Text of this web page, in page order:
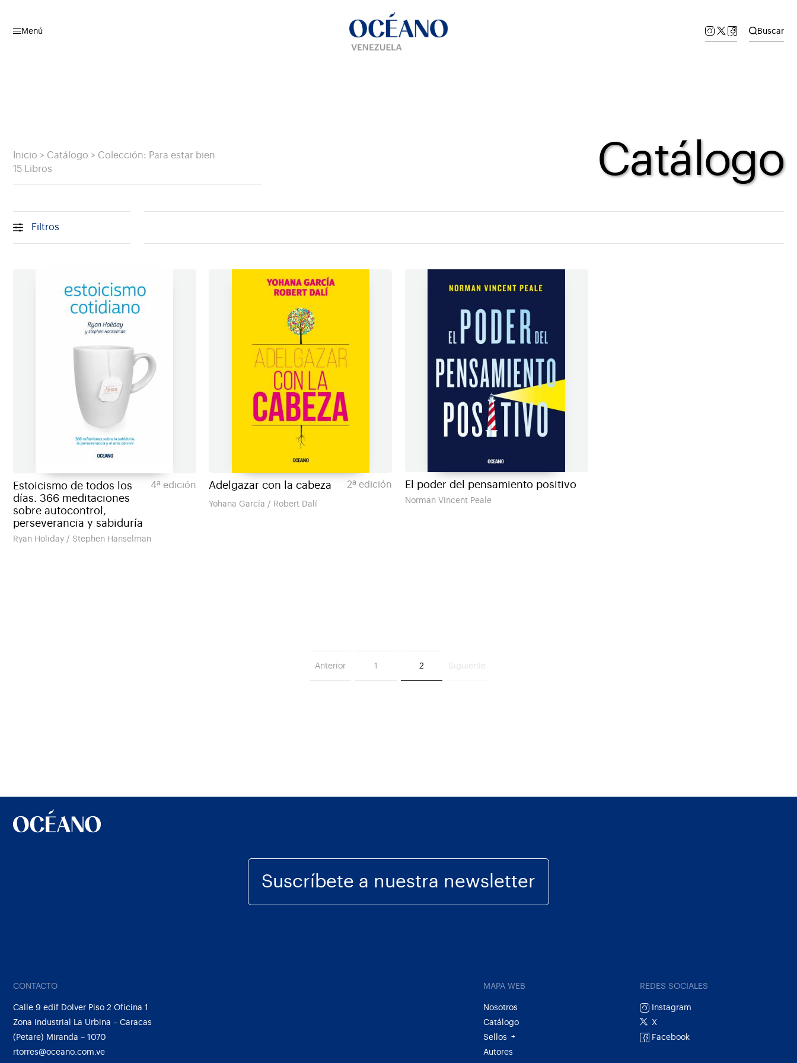
Menú Buscar
Catálogo
Inicio > Catálogo > Colección: Para estar bien
15 Libros
Filtros
Estoicismo de todos los
días. 366 meditaciones
sobre autocontrol,
perseverancia y sabiduría
4ª edición
Ryan Holiday / Stephen Hanselman
Adelgazar con la cabeza 2ª edición
Yohana García / Robert Dalí
El poder del pensamiento positivo
Norman Vincent Peale
Anterior 1 2 Siguiente
Suscríbete a nuestra newsletter
CONTACTO
Calle 9 edif Dolver Piso 2 Oficina 1
Zona industrial La Urbina – Caracas
(Petare) Miranda – 1070
rtorres@oceano.com.ve
MAPA WEB
Nosotros
Catálogo
Sellos
+
Autores
REDES SOCIALES
Instagram
X
Facebook